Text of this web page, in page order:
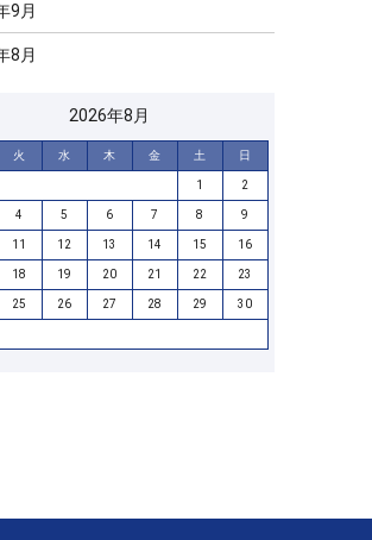
9月
8月
2026年8月
火 水 木 金 土 日
1 2
4 5 6 7 8 9
11 12 13 14 15 16
18 19 20 21 22 23
25 26 27 28 29 30